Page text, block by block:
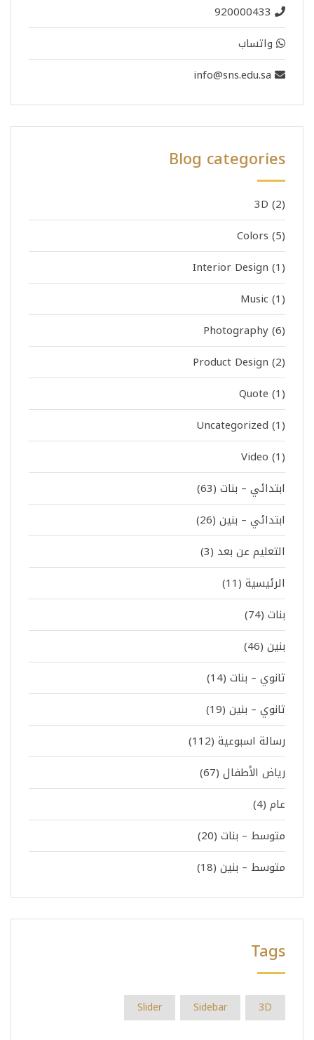
920000433
واتساب
info@sns.edu.sa
Blog categories
3D (2)
Colors (5)
Interior Design (1)
Music(1)
Photography(6)
Product Design (2)
Quote (1)
Uncategorized (1)
Video (1)
ابتدائي – بنات (63)
ابتدائي – بنين (26)
التعليم عن بعد (3)
الرئيسية (11)
بنات (74)
بنين (46)
ثانوي – بنات (14)
ثانوي – بنين (19)
رسالة اسبوعية (112)
رياض الأطفال (67)
عام (4)
متوسط – بنات (20)
متوسط – بنين (18)
Tags
3D
Sidebar
Slider